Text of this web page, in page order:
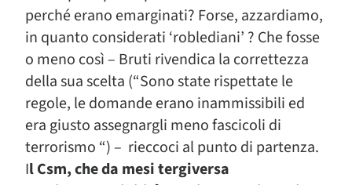
perché erano emarginati? Forse, azzardiamo,
in quanto considerati ‘roblediani’ ? Che fosse
o meno così – Bruti rivendica la correttezza
della sua scelta (“Sono state rispettate le
regole, le domande erano inammissibili ed
era giusto assegnargli meno fascicoli di
terrorismo “) – rieccoci al punto di partenza.
Il Csm, che da mesi tergiversa